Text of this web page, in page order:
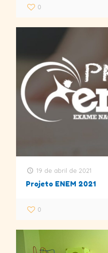
0
19 de abril de 2021
Projeto ENEM 2021
0